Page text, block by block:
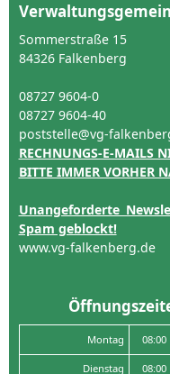
Sommerstraße 15
84326 Falkenberg
08727 9604-0
08727 9604-40
poststelle@vg-
RECHNUNGS-E-MAILS
BITTE IMMER VORHER
Unangeforderte
Spam geblockt!
www.vg-falkenberg.de
Montag
Dienstag